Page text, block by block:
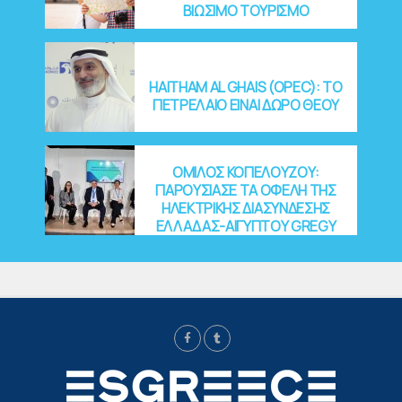
ΒΙΩΣΙΜΟ ΤΟΥΡΙΣΜΟ
HAITHAM AL GHAIS (OPEC): ΤΟ
ΠΕΤΡΕΛΑΙΟ ΕΙΝΑΙ ΔΩΡΟ ΘΕΟΥ
ΟΜΙΛΟΣ ΚΟΠΕΛΟΥΖΟΥ:
ΠΑΡΟΥΣΙΑΣΕ ΤΑ ΟΦΕΛΗ ΤΗΣ
ΗΛΕΚΤΡΙΚΗΣ ΔΙΑΣΥΝΔΕΣΗΣ
ΕΛΛΑΔΑΣ-ΑΙΓΥΠΤΟΥ GREGY